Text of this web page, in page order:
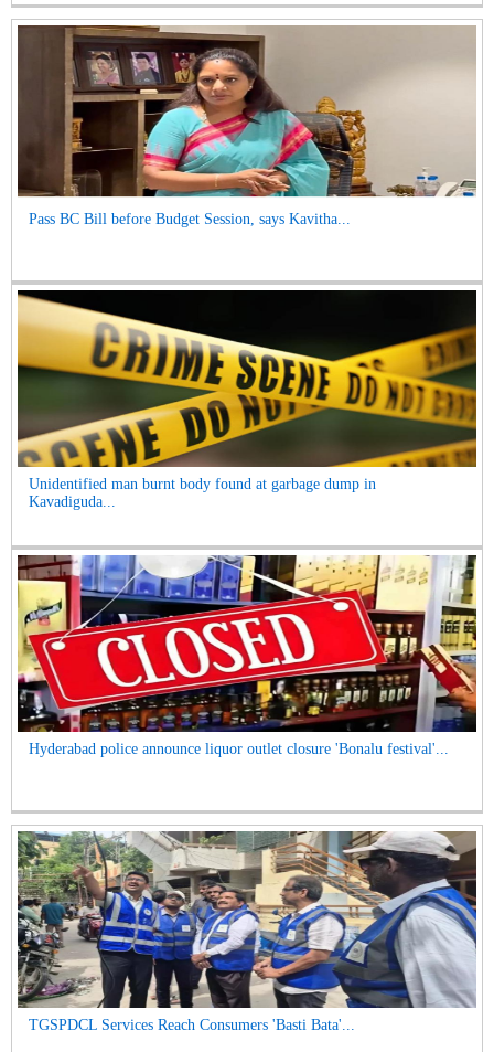
Pass BC Bill before Budget Session, says Kavitha...
Unidentified man burnt body found at garbage dump in
Kavadiguda...
Hyderabad police announce liquor outlet closure 'Bonalu festival'...
TGSPDCL Services Reach Consumers 'Basti Bata'...